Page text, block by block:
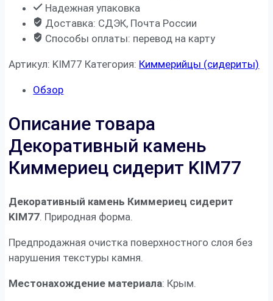
Надежная упаковка
Доставка: СДЭК, Почта России
Способы оплаты: перевод на карту
Артикул: KIM77 Категория: Киммерийцы (сидериты)
Обзор
Описание товара
Декоративный камень
Киммериец сидерит KIM77
Декоративный камень Киммериец сидерит
KIM77. Природная форма.
Предпродажная очистка поверхностного слоя без
нарушения текстуры камня.
Местонахождение материала: Крым.